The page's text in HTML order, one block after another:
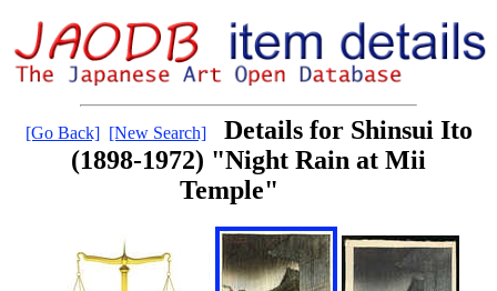
[Go Back] [New Search]
Details for Shinsui Ito
(1898-1972) "Night Rain at Mii
Temple"